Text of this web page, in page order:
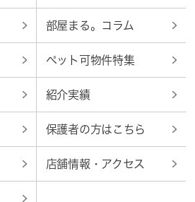
部屋まる。コラム
ペット可物件特集
紹介実績
保護者の方はこちら
店舗情報・アクセス